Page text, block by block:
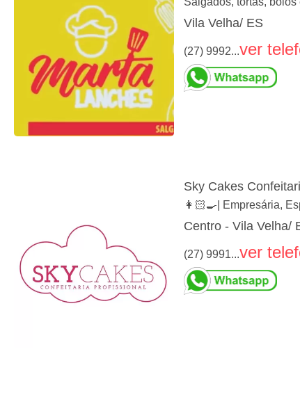
Vila Velha/ ES
(27) 9992...ver
Sky Cakes
👩🏻‍🍳| Empresária,
Centro - Vila Velha/
(27) 9991...ver